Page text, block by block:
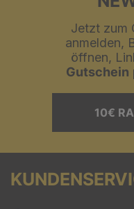
Jetzt zum
anmelden,
öffnen,
Gutschein
10€